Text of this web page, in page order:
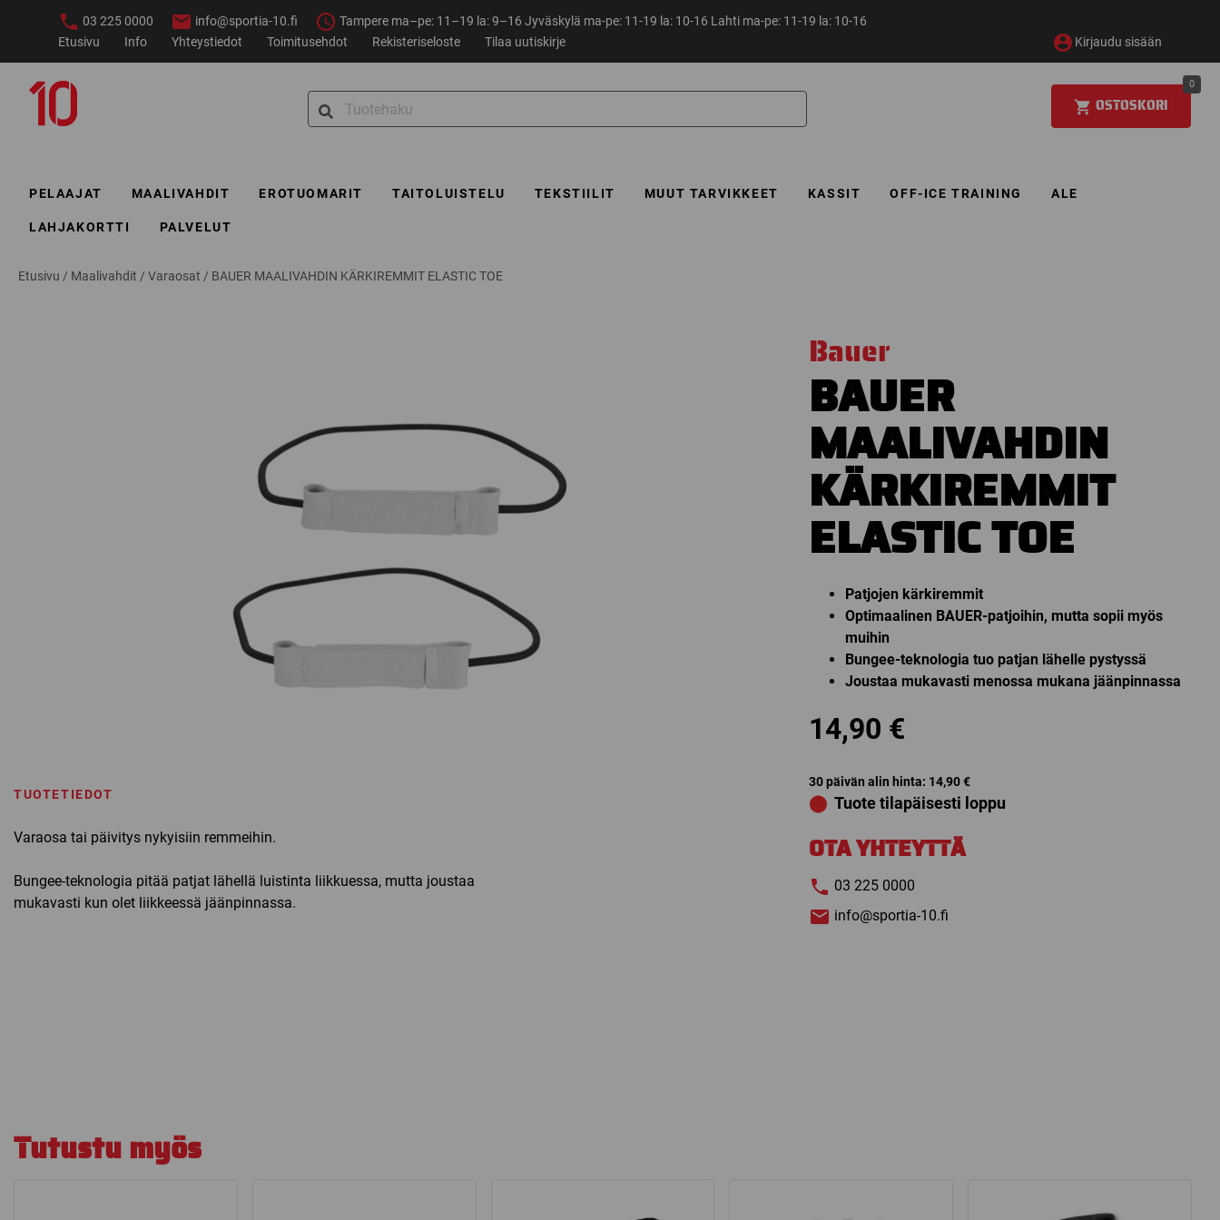
03 225 0000 info@sportia-10.fi
Tampere ma–pe: 11–19 la: 9–16 Jyväskylä ma-pe: 11-19 la: 10-16 Lahti ma-pe: 11-19 la: 10-16
Etusivu
Info Yhteystiedot Toimitusehdot Rekisteriseloste Tilaa uutiskirje Kirjaudu sisään
Search
for:
OSTOSKORI
0
PELAAJAT MAALIVAHDIT EROTUOMARIT TAITOLUISTELU TEKSTIILIT MUUT TARVIKKEET KASSIT OFF-ICE TRAINING ALE
LAHJAKORTTI PALVELUT
Etusivu / Maalivahdit / Varaosat / BAUER MAALIVAHDIN KÄRKIREMMIT ELASTIC TOE
TUOTETIEDOT
Varaosa tai päivitys nykyisiin remmeihin.
Bungee-teknologia pitää patjat lähellä luistinta liikkuessa, mutta joustaa
mukavasti kun olet liikkeessä jäänpinnassa.
Bauer
BAUER
MAALIVAHDIN
KÄRKIREMMIT
ELASTIC TOE
Patjojen kärkiremmit
Optimaalinen BAUER-patjoihin, mutta sopii myös
muihin
Bungee-teknologia tuo patjan lähelle pystyssä
Joustaa mukavasti menossa mukana jäänpinnassa
14,90 €
30 päivän alin hinta: 14,90€
⬤ Tuote tilapäisesti loppu
OTA YHTEYTTÄ
03 225 0000
info@sportia-10.fi
Tutustu myös